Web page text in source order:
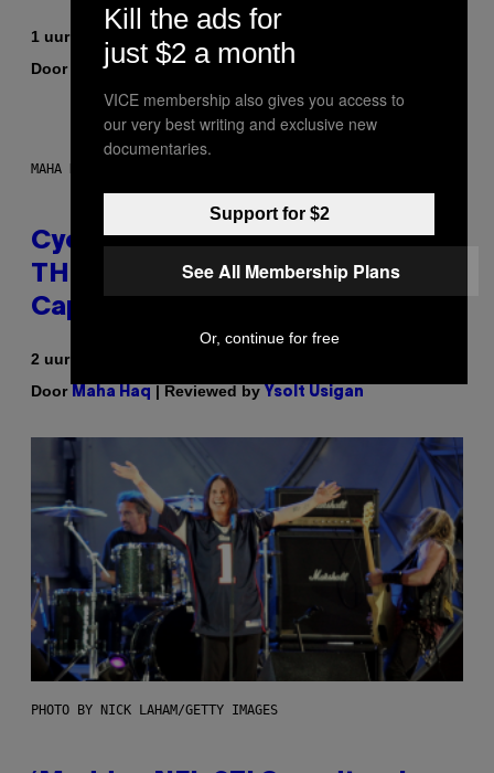
1 uur geleden
Door
Sam Watanuki | Reviewed by
MAHA HAQ FOR VICE
Cycling Frog’s Tropical Punch
THC Seltzer Is Like an Adult
Capri Sun (That Gets You High)
2 uur geleden
Door Maha Haq | Reviewed by Ysolt Usigan
PHOTO BY NICK LAHAM/GETTY IMAGES
Kill the ads for
just $2 a month
VICE membership also gives you access to
our very best writing and exclusive new
documentaries.
Support for $2
See All Membership Plans
Or, continue for free